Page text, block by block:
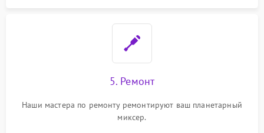
5. Ремонт
Наши мастера по ремонту ремонтируют ваш планетарный
миксер.